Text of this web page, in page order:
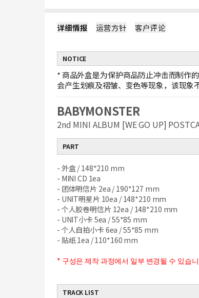
详细情报 运营方针 客户评论
NOTICE
* 商品外盒是为保护商品防止冲击而制作
会产生划痕及褶皱、变色等现象，该现象
BABYMONSTER
2nd MINI ALBUM [WE GO UP]
PART
- 外盒 / 148*210 mm
- MINI CD 1ea
- 团体明信片 2ea / 190*127 mm
- UNIT明星片 10ea / 148*210 mm
- 个人胶卷明信片 12ea / 148*210 mm
- UNIT小卡 5ea / 55*85 mm
- 个人自拍小卡 6ea / 55*85 mm
- 贴纸 1ea / 110*160 mm
* 구성은 제작 과정에서 일부 변경될 수 있습
TRACK LIST